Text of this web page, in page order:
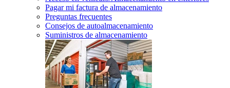
Pagar mi factura de almacenamiento
Preguntas frecuentes
Consejos de autoalmacenamiento
Suministros de almacenamiento